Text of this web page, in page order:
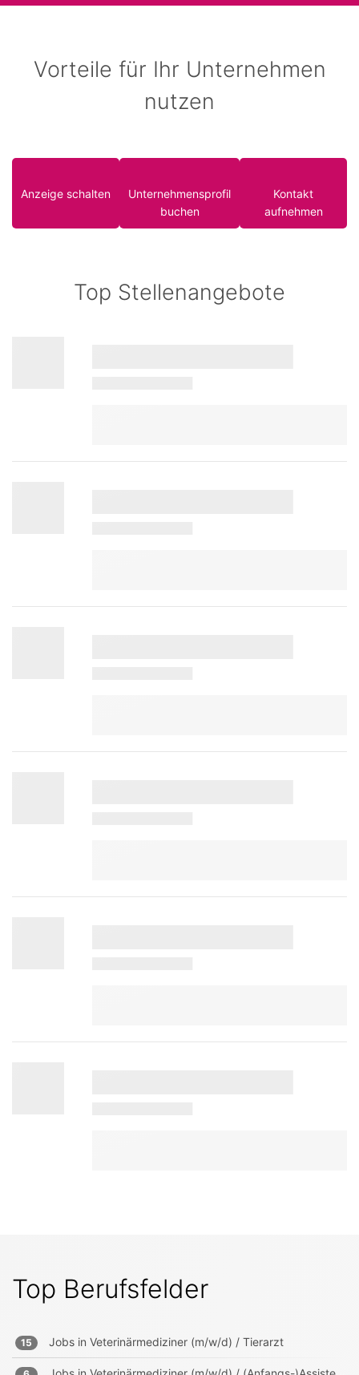
Vorteile für Ihr Unternehmen
nutzen
Anzeige schalten
Unternehmensprofil
buchen
Kontakt
aufnehmen
Top Stellenangebote
Top Berufsfelder
15 Jobs in Veterinärmediziner (m/w/d) / Tierarzt